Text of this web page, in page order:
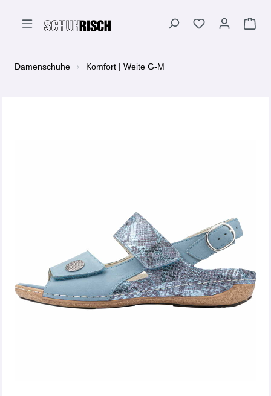
Damenschuhe Komfort | Weite G-M